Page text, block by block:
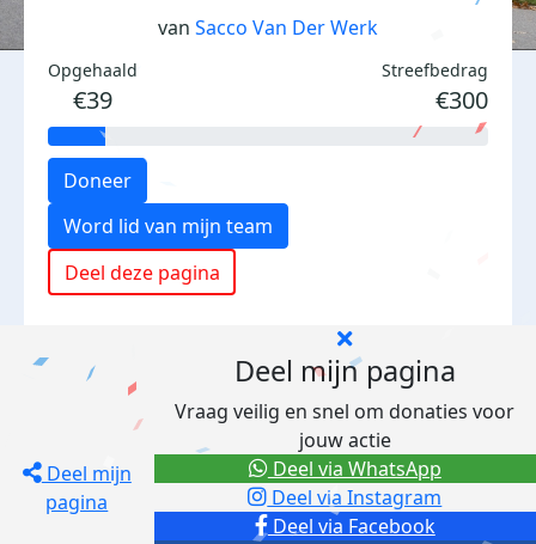
van Sacco Van Der Werk
Opgehaald
€39
Streefbedrag
€300
Doneer
Word lid van mijn team
Deel deze pagina
Deel mijn
pagina
Deel mijn pagina
Vraag veilig en snel om donaties voor
jouw actie
Deel via Facebook
Deel via Instagram
Deel via WhatsApp